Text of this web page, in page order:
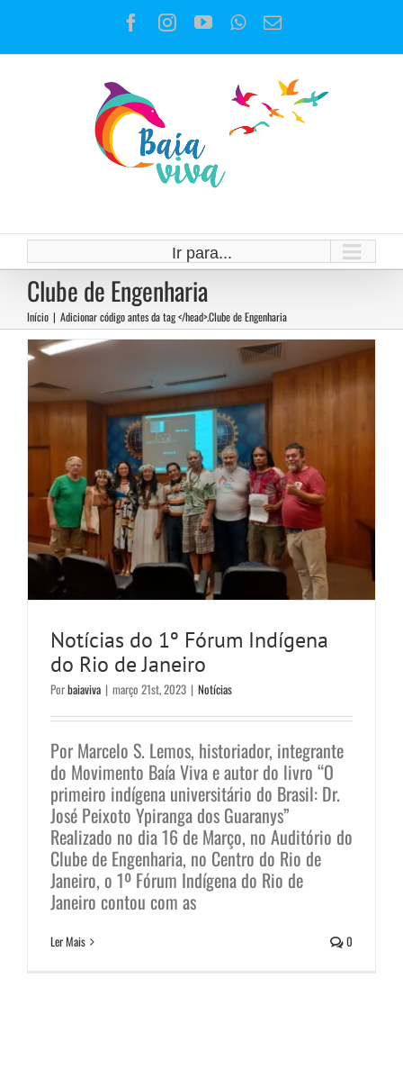
o
Facebook
Instagram
YouTubeWhatsApp
E-
Ir para...
Clube de Engenharia
Início | Adicionar código antes da tag </head>.Clube de Engenharia
Rio de Janeiro
Notícias
Notícias do 1º Fórum Indígena
do Rio de Janeiro
Porbaiaviva | março 21st, 2023 | Notícias
Por Marcelo S. Lemos, historiador, integrante
do Movimento Baía Viva e autor do livro “O
primeiro indígena universitário do Brasil: Dr.
José Peixoto Ypiranga dos Guaranys”
Realizado no dia 16 de Março, no Auditório do
Clube de Engenharia, no Centro do Rio de
Janeiro, o 1º Fórum Indígena do Rio de
Janeiro contou com as
Ler Mais 0